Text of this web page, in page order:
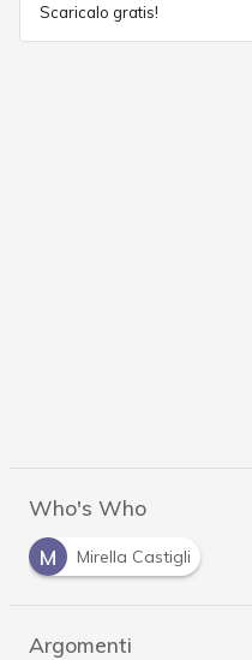
Scaricalo gratis!
Who's Who
M
Mirella Castigli
Argomenti